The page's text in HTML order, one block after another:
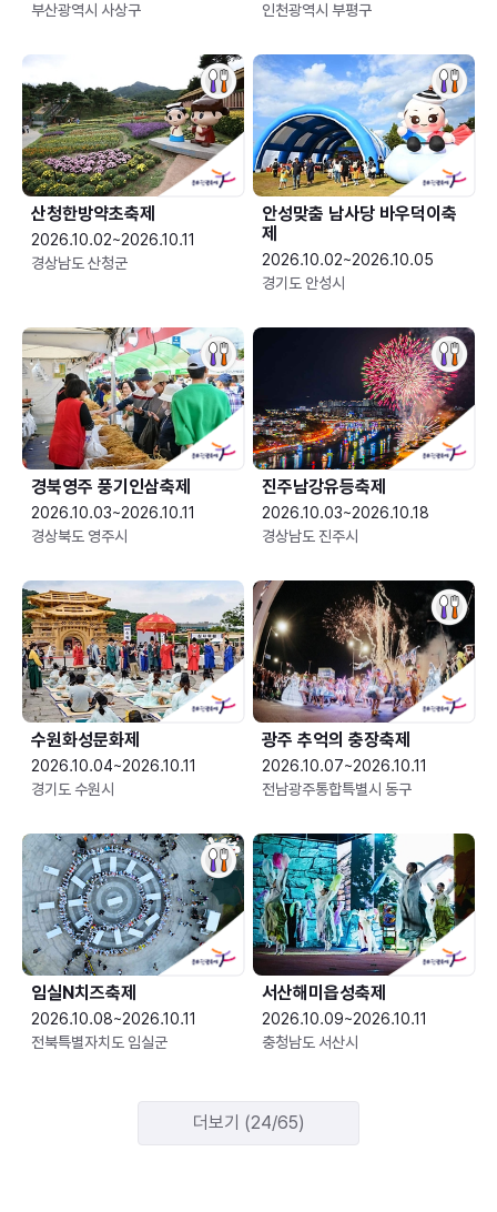
부산광역시 사상구
인천광역시 부평구
산청한방약초축제
2026.10.02~2026.10.11
경상남도 산청군
안성맞춤 남사당 바우덕이축
제
2026.10.02~2026.10.05
경기도 안성시
경북영주 풍기인삼축제
2026.10.03~2026.10.11
경상북도 영주시
진주남강유등축제
2026.10.03~2026.10.18
경상남도 진주시
수원화성문화제
2026.10.04~2026.10.11
경기도 수원시
광주 추억의 충장축제
2026.10.07~2026.10.11
전남광주통합특별시 동구
임실N치즈축제
2026.10.08~2026.10.11
전북특별자치도 임실군
서산해미읍성축제
2026.10.09~2026.10.11
충청남도 서산시
더보기 (24/65)